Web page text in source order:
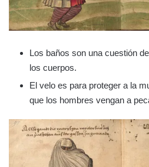
Los baños son una cuestión
los cuerpos.
El velo es para proteger a la
que los hombres vengan a